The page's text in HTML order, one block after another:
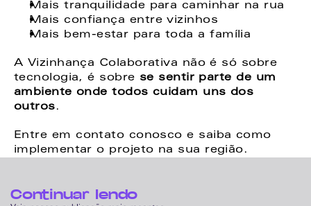
Mais tranquilidade para caminhar na rua
Mais confiança entre vizinhos
Mais bem-estar para toda a família
A Vizinhança Colaborativa não é só sobre
tecnologia, é sobre se sentir parte de um
ambiente onde todos cuidam uns dos
outros .
Entre em contato conosco e saiba como
implementar o projeto na sua região.
Continuar lendo